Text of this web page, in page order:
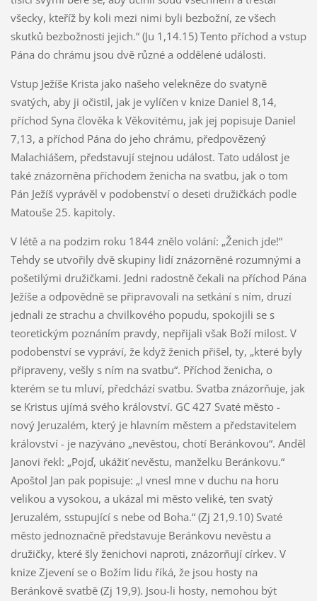
všecky, kteříž by koli mezi nimi byli bezbožní, ze všech
skutků bezbožnosti jejich.“ (Ju 1,14.15) Tento příchod a vstup
Pána do chrámu jsou dvě různé a oddělené události.
Vstup Ježíše Krista jako našeho velekněze do svatyně
svatých, aby ji očistil, jak je vylíčen v knize Daniel 8,14,
příchod Syna člověka k Věkovitému, jak jej popisuje Daniel
7,13, a příchod Pána do jeho chrámu, předpovězený
Malachiášem, představují stejnou událost. Tato událost je
také znázorněna příchodem ženicha na svatbu, jak o tom
Pán Ježíš vyprávěl v podobenství o deseti družičkách podle
Matouše 25. kapitoly.
V létě a na podzim roku 1844 znělo volání: „Ženich jde!“
Tehdy se utvořily dvě skupiny lidí znázorněné rozumnými a
pošetilými družičkami. Jedni radostně čekali na příchod Pána
Ježíše a odpovědně se připravovali na setkání s ním, druzí
jednali ze strachu a chvilkového popudu, spokojili se s
teoretickým poznáním pravdy, nepřijali však Boží milost. V
podobenství se vypráví, že když ženich přišel, ty, „které byly
připraveny, vešly s ním na svatbu“. Příchod ženicha, o
kterém se tu mluví, předchází svatbu. Svatba znázorňuje, jak
se Kristus ujímá svého království. GC 427 Svaté město -
nový Jeruzalém, který je hlavním městem a představitelem
království - je nazýváno „nevěstou, chotí Beránkovou“. Anděl
Janovi řekl: „Pojď, ukážiť nevěstu, manželku Beránkovu.“
Apoštol Jan pak popisuje: „I vnesl mne v duchu na horu
velikou a vysokou, a ukázal mi město veliké, ten svatý
Jeruzalém, sstupující s nebe od Boha.“ (Zj 21,9.10) Svaté
město jednoznačně představuje Beránkovu nevěstu a
družičky, které šly ženichovi naproti, znázorňují církev. V
knize Zjevení se o Božím lidu říká, že jsou hosty na
Beránkově svatbě (Zj 19,9). Jsou-li hosty, nemohou být